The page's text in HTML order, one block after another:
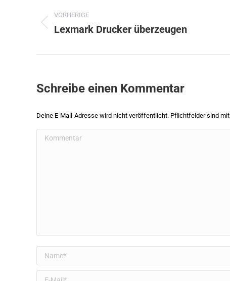
VORHERIGE
Vorheriger
Lexmark Drucker überzeugen
Schreibe einen Kommentar
Deine E-Mail-Adresse wird nicht veröffentlicht. Pflichtfelder sind mit
Kommentar
Name *
E-Mail *